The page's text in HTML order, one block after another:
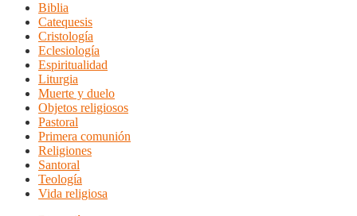
Biblia
Catequesis
Cristología
Eclesiología
Espiritualidad
Liturgia
Muerte y duelo
Objetos religiosos
Pastoral
Primera comunión
Religiones
Santoral
Teología
Vida religiosa